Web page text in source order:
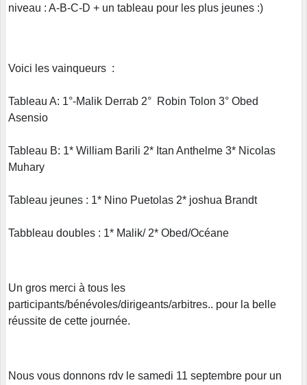
niveau : A-B-C-D + un tableau pour les plus jeunes :)
Voici les vainqueurs :
Tableau A: 1°-Malik Derrab 2° Robin Tolon 3° Obed
Asensio
Tableau B: 1* William Barili 2* Itan Anthelme 3* Nicolas
Muhary
Tableau jeunes : 1* Nino Puetolas 2* joshua Brandt
Tabbleau doubles : 1* Malik/ 2* Obed/Océane
Un gros merci à tous les
participants/bénévoles/dirigeants/arbitres.. pour la belle
réussite de cette journée.
Nous vous donnons rdv le samedi 11 septembre pour un